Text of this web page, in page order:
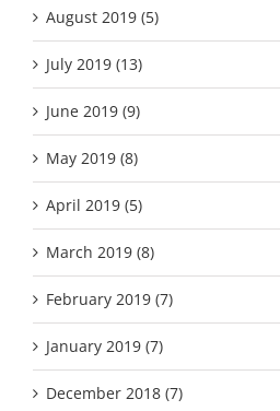
August 2019 (5)
July 2019 (13)
June 2019 (9)
May 2019 (8)
April 2019 (5)
March 2019 (8)
February 2019 (7)
January 2019 (7)
December 2018 (7)